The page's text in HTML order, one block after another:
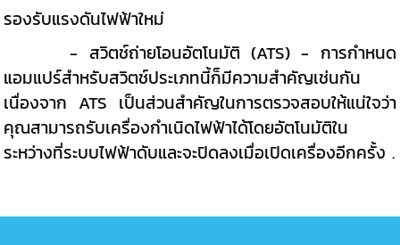
รองรับแรงดันไฟฟ้าใหม่
- สวิตช์ถ่ายโอนอัตโนมัติ (ATS) - การกำหนด
แอมแปร์สำหรับสวิตช์ประเภทนี้ก็มีความสำคัญเช่นกัน
เนื่องจาก ATS เป็นส่วนสำคัญในการตรวจสอบให้แน่ใจว่า
คุณสามารถรับเครื่องกำเนิดไฟฟ้าได้โดยอัตโนมัติใน
ระหว่างที่ระบบไฟฟ้าดับและจะปิดลงเมื่อเปิดเครื่องอีกครั้ง .